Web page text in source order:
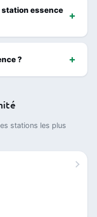
essence
?
stations les plus